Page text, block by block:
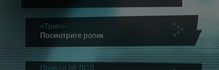
«Трип»
Посмотрите ролик
Правда об ЛСД